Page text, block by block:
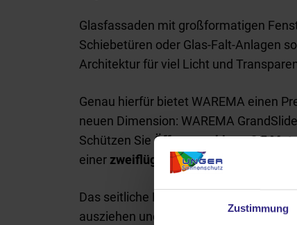
Zustimmung
Glasfassaden mit großformatigen
Schiebetüren oder Glas-Falt-Anlagen
Architektur für viel Licht und
Genau hierfür bietet WAREMA einen
neuen Dimension: WAREMA
Schützen Sie Öffnungen bis zu 2,5
einer zweiflügligen Anlage sind sogar
Das seitliche Rollo-System lässt sich
ausziehen und
kann in jeder